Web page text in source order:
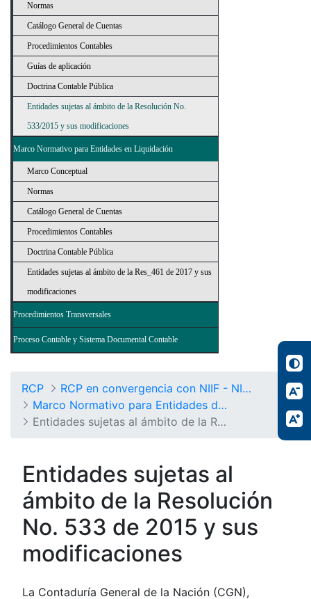
Normas
Catálogo General de Cuentas
Procedimientos Contables
Guías de aplicación
Doctrina Contable Pública
Entidades sujetas al ámbito de la Resolución No.
533/2015 y sus modificaciones
Marco Normativo para Entidades en Liquidación
Marco Conceptual
Normas
Catálogo General de Cuentas
Procedimientos Contables
Doctrina Contable Pública
Entidades sujetas al ámbito de la Res_461 de 2017 y sus
modificaciones
Procedimientos Transversales
Proceso Contable y Sistema Documental Contable
RCP
RCP en convergencia con NIIF - NICSP
Marco Normativo para Entidades de Gobierno
Entidades sujetas al ámbito de la Resolución No. 533/2015 y sus modificaciones
Entidades sujetas al
ámbito de la Resolución
No. 533 de 2015 y sus
modificaciones
La Contaduría General de la Nación (CGN),